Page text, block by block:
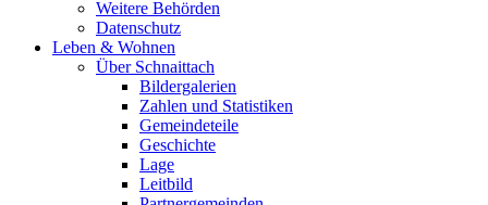
Weitere Behörden
Datenschutz
Leben & Wohnen
Über Schnaittach
Bildergalerien
Zahlen und Statistiken
Gemeindeteile
Geschichte
Lage
Leitbild